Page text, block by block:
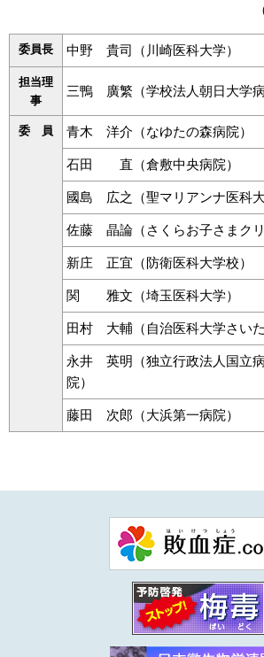
委員長 中野 貴司（川崎医科大学）
担当理
事
三鴨 廣繁（学校法人朝日大学病
委 員 青木 洋介（なゆたの森病院）
石田 直（倉敷中央病院）
國島 広之（聖マリアンナ医科大
佐藤 晶論（さくらお子さまクリ
新庄 正宜（防衛医科大学校）
関 雅文（埼玉医科大学）
田村 大輔（自治医科大学さいた
永井 英明（独立行政法人国立
院）
藤田 次郎（大浜第一病院）